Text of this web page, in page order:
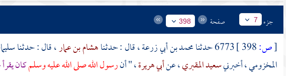
جزء 7 صفحة 398
[ص: 6773 حدثنا محمد بن أبي زرعة، قال : حدثـناهشام بن عمار، قال : حدثـنا
المخزومي، أخبرنيسعيد المقبري، عنأبي هريرة، " أنرسول الله صلى الله عليه وسلمكان